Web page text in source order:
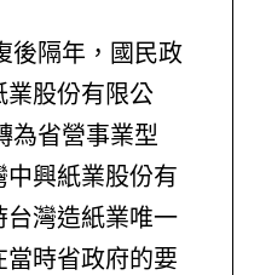
後隔年，國民政
業股份有限公
為省營事業型
興紙業股份有
台灣造紙業唯一
時省政府的要